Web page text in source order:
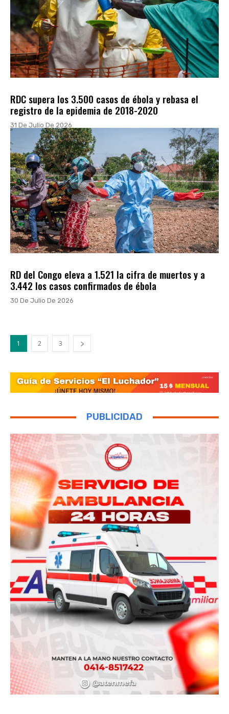
RDC supera los 3.500 casos de ébola y rebasa el
registro de la epidemia de 2018-2020
31 De Julio De 2026
RD del Congo eleva a 1.521 la cifra de muertos y a
3.442 los casos confirmados de ébola
30 De Julio De 2026
1 2 3
PUBLICIDAD